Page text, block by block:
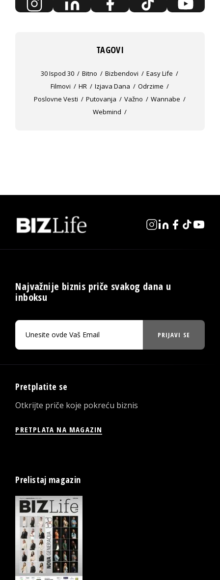
TAGOVI
30 Ispod 30 Bitno Bizbendovi
Easy Life
Filmovi
HR Izjava Dana
Odrzime
Poslovne Vesti
Putovanja Važno
Wannabe
Webmind
Najvažnije biznis priče svakog dana u
inboksu
PRIJAVI SE
Pretplatite se
Otkrijte priče koje pokreću biznis
PRETPLATA NA MAGAZIN
Prelistaj magazin